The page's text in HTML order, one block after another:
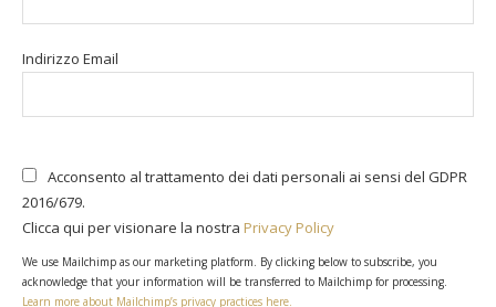
Indirizzo Email
Acconsento al trattamento dei dati personali ai sensi del GDPR
2016/679.
Clicca qui per visionare la nostra Privacy Policy
We use Mailchimp as our marketing platform. By clicking below to subscribe, you
acknowledge that your information will be transferred to Mailchimp for processing.
Learn more about Mailchimp’s privacy practices here.